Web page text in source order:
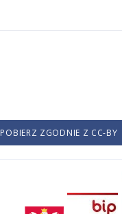
POBIERZ ZGODNIE Z CC-BY